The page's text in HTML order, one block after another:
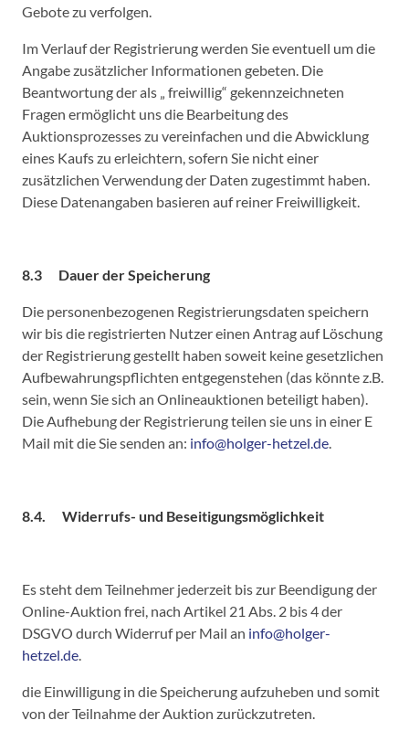
Gebote zu verfolgen.
Im Verlauf der Registrierung werden Sie eventuell um die
Angabe zusätzlicher Informationen gebeten. Die
Beantwortung der als „ freiwillig“ gekennzeichneten
Fragen ermöglicht uns die Bearbeitung des
Auktionsprozesses zu vereinfachen und die Abwicklung
eines Kaufs zu erleichtern, sofern Sie nicht einer
zusätzlichen Verwendung der Daten zugestimmt haben.
Diese Datenangaben basieren auf reiner Freiwilligkeit.
8.3 Dauer der Speicherung
Die personenbezogenen Registrierungsdaten speichern
wir bis die registrierten Nutzer einen Antrag auf Löschung
der Registrierung gestellt haben soweit keine gesetzlichen
Aufbewahrungspflichten entgegenstehen (das könnte z.B.
sein, wenn Sie sich an Onlineauktionen beteiligt haben).
Die Aufhebung der Registrierung teilen sie uns in einer E
Mail mit die Sie senden an: info@holger-hetzel.de.
8.4. Widerrufs- und Beseitigungsmöglichkeit
Es steht dem Teilnehmer jederzeit bis zur Beendigung der
Online-Auktion frei, nach Artikel 21 Abs. 2 bis 4 der
DSGVO durch Widerruf per Mail an info@holger-
hetzel.de.
die Einwilligung in die Speicherung aufzuheben und somit
von der Teilnahme der Auktion zurückzutreten.